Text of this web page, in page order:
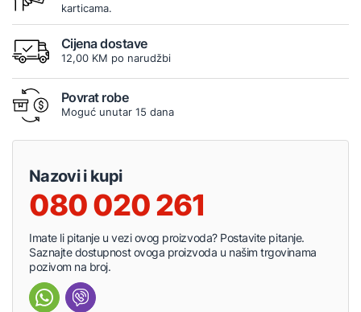
karticama.
Cijena dostave
12,00 KM po narudžbi
Povrat robe
Moguć unutar 15 dana
Nazovi i kupi
080 020 261
Imate li pitanje u vezi ovog proizvoda? Postavite pitanje.
Saznajte dostupnost ovoga proizvoda u našim trgovinama
pozivom na broj.